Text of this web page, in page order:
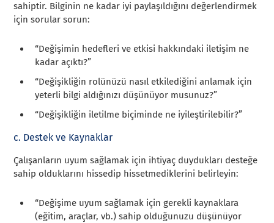
sahiptir. Bilginin ne kadar iyi paylaşıldığını değerlendirmek
için sorular sorun:
“Değişimin hedefleri ve etkisi hakkındaki iletişim ne
kadar açıktı?”
“Değişikliğin rolünüzü nasıl etkilediğini anlamak için
yeterli bilgi aldığınızı düşünüyor musunuz?”
“Değişikliğin iletilme biçiminde ne iyileştirilebilir?”
c. Destek ve Kaynaklar
Çalışanların uyum sağlamak için ihtiyaç duydukları desteğe
sahip olduklarını hissedip hissetmediklerini belirleyin:
“Değişime uyum sağlamak için gerekli kaynaklara
(eğitim, araçlar, vb.) sahip olduğunuzu düşünüyor